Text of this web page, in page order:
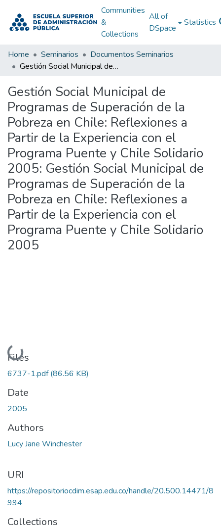
Communities
&
Collections
All of
DSpace
Statistics
Home Seminarios
Documentos Seminarios
Gestión Social Municipal de Programas de Superación de la Pobreza en Chile: Reflexiones a Partir de la Experiencia con el Programa Puente y Chile Solidario 2005: Gestión Social Municipal de Programas de Superación de la Pobreza en Chile: Reflexiones a Partir de la Experiencia con el Programa Puente y Chile Solidario 2005
Gestión Social Municipal de
Programas de Superación de la
Pobreza en Chile: Reflexiones a
Partir de la Experiencia con el
Programa Puente y Chile Solidario
2005: Gestión Social Municipal de
Programas de Superación de la
Pobreza en Chile: Reflexiones a
Partir de la Experiencia con el
Programa Puente y Chile Solidario
2005
Loading...
Files
6737-1.pdf(86.56 KB)
Date
2005
Authors
Lucy Jane Winchester
URI
https://repositoriocdim.esap.edu.co/handle/20.500.14471/8
994
Collections